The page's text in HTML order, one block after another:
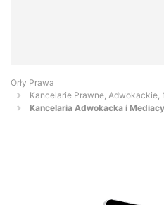
Orły Prawa
Kancelarie Prawne,
Kancelaria Adwokacka i